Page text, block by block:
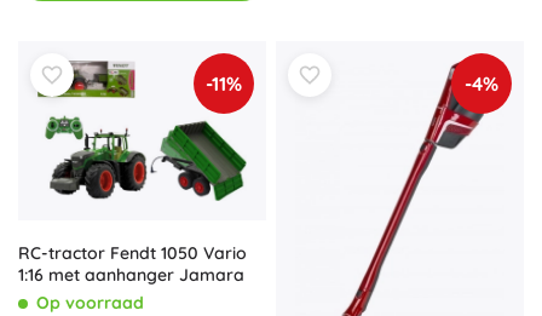
-11%
RC-tractor Fendt 1050 Vario
1:16 met aanhanger Jamara
Op voorraad
-4%